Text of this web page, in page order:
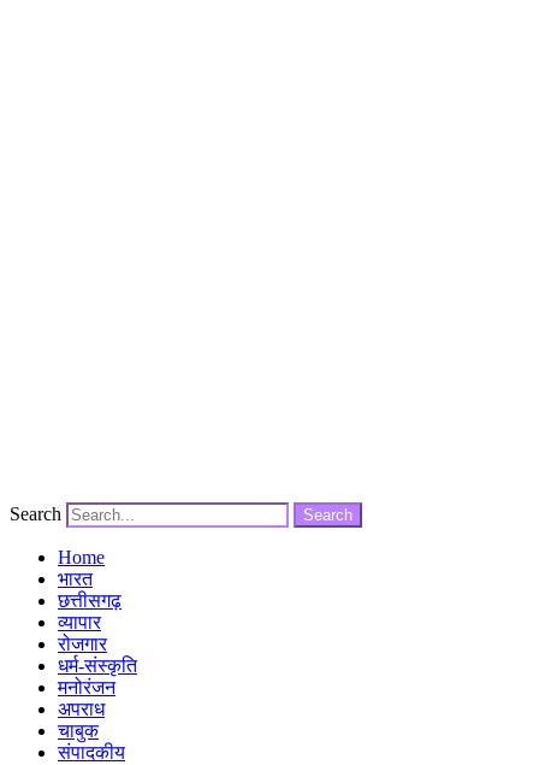
Search Search
Home
भारत
छत्तीसगढ़
व्यापार
रोजगार
धर्म-संस्कृति
मनोरंजन
अपराध
चाबुक
संपादकीय